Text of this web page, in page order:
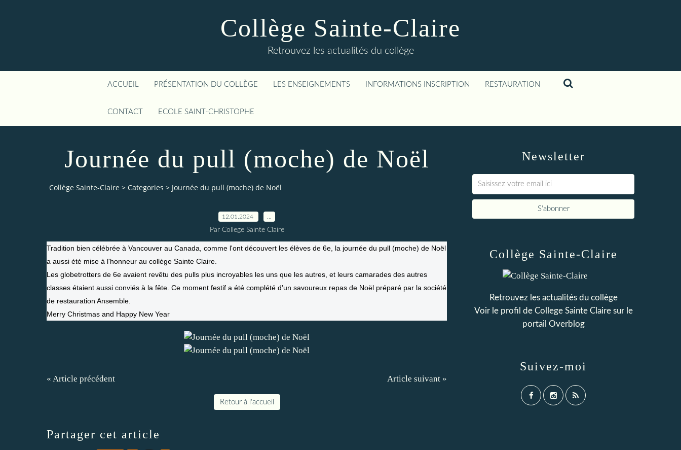
Collège Sainte-Claire
Retrouvez les actualités du collège
ACCUEIL PRÉSENTATION DU COLLÈGE LES ENSEIGNEMENTS INFORMATIONS INSCRIPTION RESTAURATION
CONTACT ECOLE SAINT-CHRISTOPHE
Journée du pull (moche) de Noël
Collège Sainte-Claire > Categories > Journée du pull (moche) de Noël
12.01.2024
Par College Sainte Claire
Tradition bien célébrée à Vancouver au Canada, comme l'ont découvert les élèves de 6e, la journée du pull (moche) de Noël
a aussi été mise à l'honneur au collège Sainte Claire.
Les globetrotters de 6e avaient revêtu des pulls plus incroyables les uns que les autres, et leurs camarades des autres
classes étaient aussi conviés à la fête. Ce moment festif a été complété d'un savoureux repas de Noël préparé par la société
de restauration Ansemble.
Merry Christmas and Happy New Year
« Article précédent Article suivant »
Retour à l'accueil
Partager cet article
Newsletter
Collège Sainte-Claire
Retrouvez les actualités du collège
Voir le profil de College Sainte Clairesur le
portail Overblog
Suivez-moi